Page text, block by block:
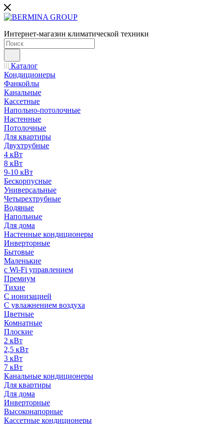
Интернет-магазин климатической техники
Каталог
Кондиционеры
Фанкойлы
Канальные
Кассетные
Напольно-потолочные
Настенные
Потолочные
Для квартиры
Двухтрубные
4 кВт
8 кВт
9-10 кВт
Бескорпусные
Универсальные
Четырехтрубные
Водяные
Напольные
Для дома
Настенные кондиционеры
Инверторные
Бытовые
Маленькие
с Wi-Fi управлением
Премиум
Тихие
С ионизацией
С увлажнением воздуха
Цветные
Комнатные
Плоские
2 кВт
2,5 кВт
3 кВт
7 кВт
Канальные кондиционеры
Для квартиры
Для дома
Инверторные
Высоконапорные
Кассетные кондиционеры